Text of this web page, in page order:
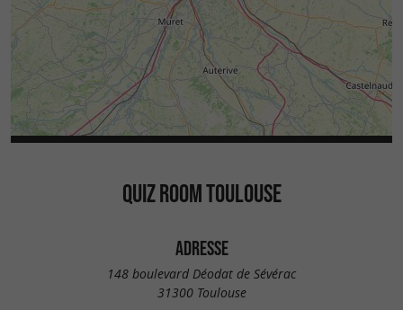
QUIZ ROOM TOULOUSE
ADRESSE
148 boulevard Déodat de Sévérac
31300 Toulouse